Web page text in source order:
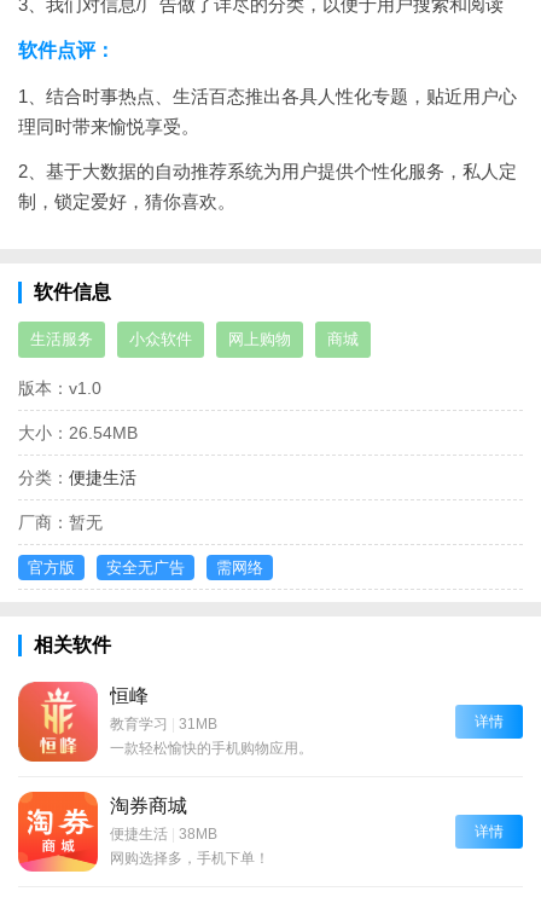
3、我们对信息/广告做了详尽的分类，以便于用户搜索和阅读
软件点评：
1、结合时事热点、生活百态推出各具人性化专题，贴近用户心
理同时带来愉悦享受。
2、基于大数据的自动推荐系统为用户提供个性化服务，私人定
制，锁定爱好，猜你喜欢。
软件信息
生活服务 小众软件 网上购物 商城
版本： v1.0
大小： 26.54MB
分类： 便捷生活
厂商： 暂无
官方版 安全无广告 需网络
相关软件
恒峰
教育学习 | 31MB
一款轻松愉快的手机购物应用。
详情
淘券商城
便捷生活 | 38MB
网购选择多，手机下单！
详情